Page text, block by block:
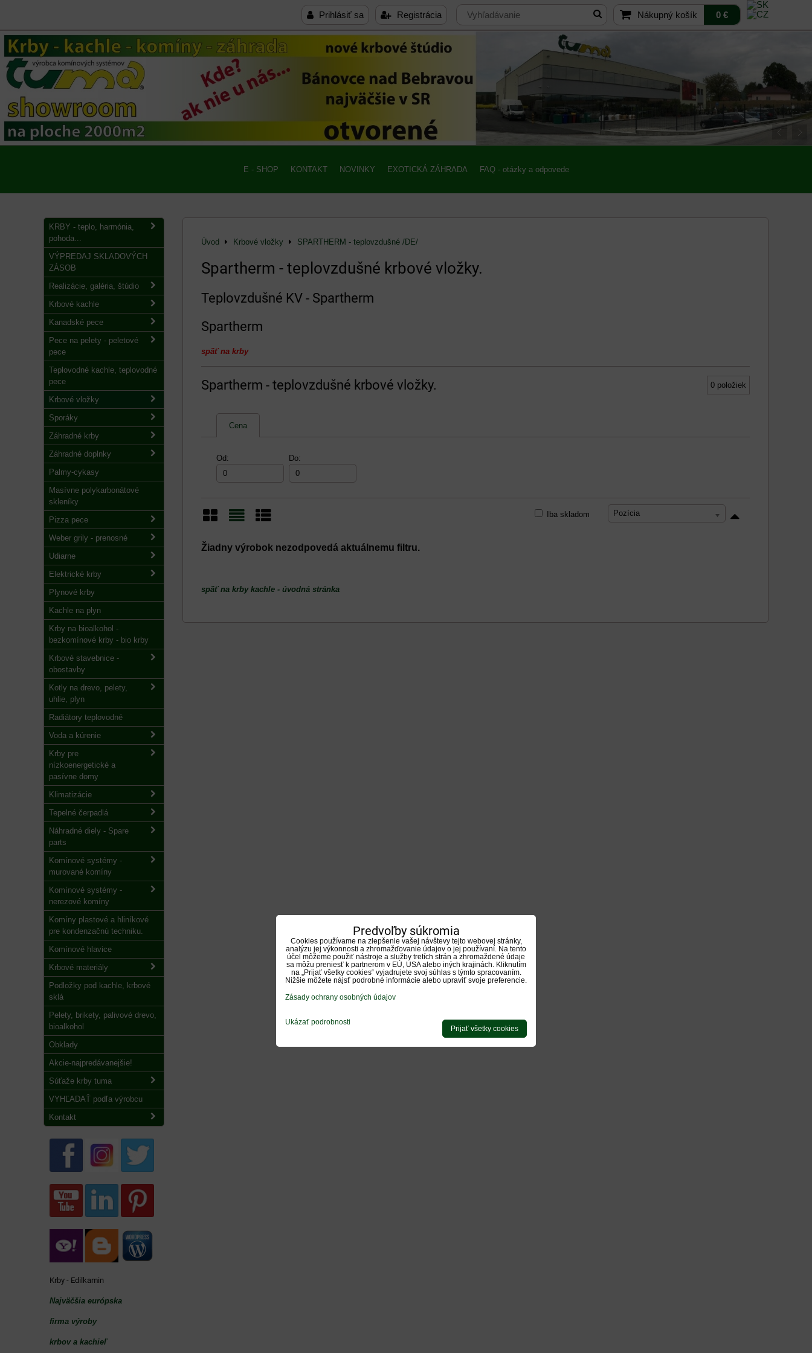
Prihlásiť sa Registrácia Nákupný košík 0 €
E - SHOP KONTAKT NOVINKY EXOTICKÁ ZÁHRADA FAQ - otázky a odpovede
Úvod Krbové vložky SPARTHERM - teplovzdušné /DE/
Spartherm - teplovzdušné krbové vložky.
Teplovzdušné KV - Spartherm
Spartherm
späť na krby
Spartherm - teplovzdušné krbové vložky. 0 položiek
Cena
Od: Do:
MriežkaZoznam
Pozícia
Iba skladom
späť na krby kachle - úvodná stránka
KRBY - teplo, harmónia,
pohoda...
VÝPREDAJ SKLADOVÝCH
ZÁSOB
Realizácie, galéria, štúdio
Krbové kachle
Kanadské pece
Pece na pelety - peletové
pece
Teplovodné kachle, teplovodné
pece
Krbové vložky
Sporáky
Záhradné krby
Záhradné doplnky
Palmy-cykasy
Masívne polykarbonátové
skleníky
Pizza pece
Weber grily - prenosné
Udiarne
Elektrické krby
Plynové krby
Kachle na plyn
Krby na bioalkohol -
bezkomínové krby - bio krby
Krbové stavebnice -
obostavby
Kotly na drevo, pelety,
uhlie, plyn
Radiátory teplovodné
Voda a kúrenie
Krby pre
nízkoenergetické a
pasívne domy
Klimatizácie
Tepelné čerpadlá
Náhradné diely - Spare
parts
Komínové systémy -
murované komíny
Komínové systémy -
nerezové komíny
Komíny plastové a hliníkové
pre kondenzačnú techniku.
Komínové hlavice
Krbové materiály
Podložky pod kachle, krbové
sklá
Pelety, brikety, palivové drevo,
bioalkohol
Obklady
Akcie-najpredávanejšie!
Súťaže krby tuma
VYHĽADAŤ podľa výrobcu
Kontakt
Krby - Edilkamin
Najväčšia európska
firma výroby
krbov a kachieľ
Predvoľby súkromia
Cookies používame na zlepšenie vašej návštevy tejto webovej stránky,
analýzu jej výkonnosti a zhromažďovanie údajov o jej používaní. Na tento
účel môžeme použiť nástroje a služby tretích strán a zhromaždené údaje
sa môžu preniesť k partnerom v EÚ, USA alebo iných krajinách. Kliknutím
na „Prijať všetky cookies“ vyjadrujete svoj súhlas s týmto spracovaním.
Nižšie môžete nájsť podrobné informácie alebo upraviť svoje preferencie.
Zásady ochrany osobných údajov
Ukázať podrobnosti
Prijať všetky cookies